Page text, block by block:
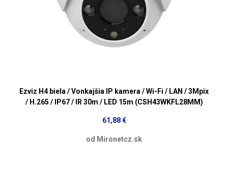
Ezviz H4 biela / Vonkajšia IP kamera / Wi-Fi / LAN / 3Mpix
/ H.265 / IP67 / IR 30m / LED 15m (CSH43WKFL28MM)
61,88 €
od Mironetcz.sk